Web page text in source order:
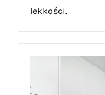
lekkości.